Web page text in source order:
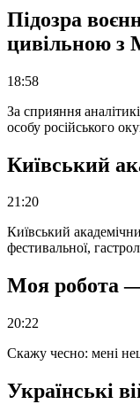
Підозра
цивільною з
18:58
За сприяння
особу російського
Київський
21:20
Київський
фестивальної,
Моя робота
20:22
Скажу чесно: мені
Українські